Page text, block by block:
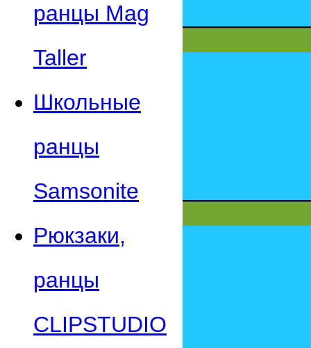
ранцы Mag
Taller
Школьные
ранцы
Samsonite
Рюкзаки,
ранцы
CLIPSTUDIO